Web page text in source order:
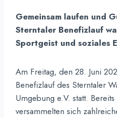
Gemeinsam laufen und
Sterntaler Benefizlauf
Sportgeist und soziales
Am Freitag, den 28. Juni
Benefizlauf des Sterntaler
Umgebung e.V. statt.
versammelten sich